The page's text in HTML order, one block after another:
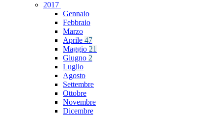
2017
Gennaio
Febbraio
Marzo
Aprile 47
Maggio 21
Giugno 2
Luglio
Agosto
Settembre
Ottobre
Novembre
Dicembre